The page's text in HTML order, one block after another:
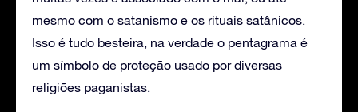
mesmo com o satanismo e os rituais satânicos.
Isso é tudo besteira, na verdade o pentagrama é
um símbolo de proteção usado por diversas
religiões paganistas.